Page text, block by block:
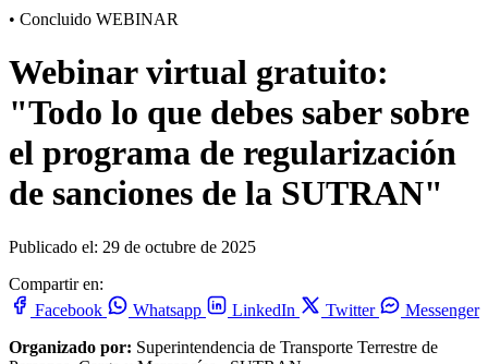
• Concluido WEBINAR
Webinar virtual gratuito:
"Todo lo que debes saber sobre
el programa de regularización
de sanciones de la SUTRAN"
Publicado el: 29 de octubre de 2025
Compartir en:
Facebook
Whatsapp LinkedIn Twitter
Messenger
Organizado por: Superintendencia de Transporte Terrestre de